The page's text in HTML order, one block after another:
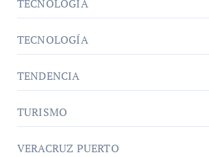
TECNOLOGIA
TECNOLOGÍA
TENDENCIA
TURISMO
VERACRUZ PUERTO